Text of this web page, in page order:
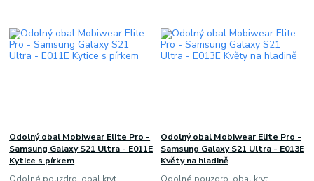
Odolný obal Mobiwear Elite Pro -
Samsung Galaxy S21 Ultra - E011E
Kytice s pírkem
Odolný obal Mobiwear Elite Pro -
Samsung Galaxy S21 Ultra - E013E
Květy na hladině